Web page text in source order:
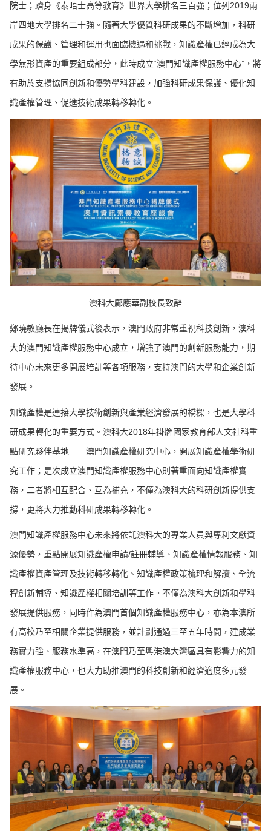
院士；躋身《泰晤士高等教育》世界大學排名三百強；位列2019兩
岸四地大學排名二十強。隨著大學優質科研成果的不斷增加，科研
成果的保護、管理和運用也面臨機遇和挑戰，知識產權已經成為大
學無形資產的重要組成部分，此時成立“澳門知識產權服務中心”，將
有助於支撐協同創新和優勢學科建設，加強科研成果保護、優化知
識產權管理、促進技術成果轉移轉化。
澳科大鄺應華副校長致辭
鄭曉敏廳長在揭牌儀式後表示，澳門政府非常重視科技創新，澳科
大的澳門知識產權服務中心成立，增強了澳門的創新服務能力，期
待中心未來更多開展培訓等各項服務，支持澳門的大學和企業創新
發展。
知識產權是連接大學技術創新與產業經濟發展的橋樑，也是大學科
研成果轉化的重要方式。澳科大2018年掛牌國家教育部人文社科重
點研究夥伴基地——澳門知識產權研究中心，開展知識產權學術研
究工作；是次成立澳門知識產權服務中心則著重面向知識產權實
務，二者將相互配合、互為補充，不僅為澳科大的科研創新提供支
撐，更將大力推動科研成果轉移轉化。
澳門知識產權服務中心未來將依託澳科大的專業人員與專利文獻資
源優勢，重點開展知識產權申請/註冊輔導、知識產權情報服務、知
識產權資產管理及技術轉移轉化、知識產權政策梳理和解讀、全流
程創新輔導、知識產權相關培訓等工作。不僅為澳科大創新和學科
發展提供服務，同時作為澳門首個知識產權服務中心，亦為本澳所
有高校乃至相關企業提供服務，並計劃通過三至五年時間，建成業
務實力強、服務水準高，在澳門乃至粵港澳大灣區具有影響力的知
識產權服務中心，也大力助推澳門的科技創新和經濟適度多元發
展。